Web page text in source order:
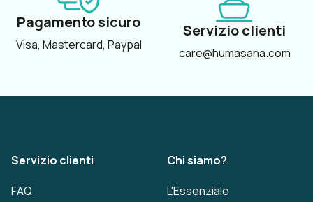
Pagamento sicuro
Visa, Mastercard, Paypal
Servizio clienti
care@humasana.com
Servizio clienti
FAQ
Chi siamo?
L'Essenziale